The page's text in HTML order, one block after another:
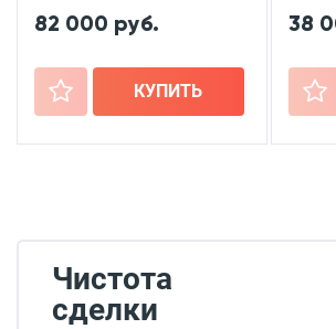
82 000 руб.
+ КУПИТЬ
38
+
Чистота
сделки